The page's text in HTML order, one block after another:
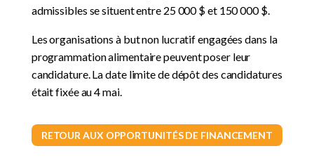
admissibles se situent entre 25 000 $ et 150 000 $.
Les organisations à but non lucratif engagées dans la
programmation alimentaire peuvent poser leur
candidature. La date limite de dépôt des candidatures
était fixée au 4 mai.
RETOUR AUX OPPORTUNITÉS DE FINANCEMENT